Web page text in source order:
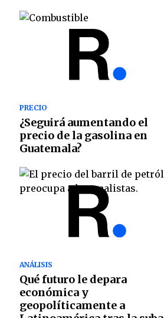
PRECIO
¿Seguirá aumentando el
precio de la gasolina en
Guatemala?
ANÁLISIS
Qué futuro le depara
económica y
geopolíticamente a